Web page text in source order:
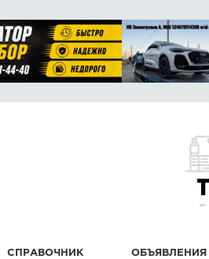
СПРАВОЧНИК ОБЪЯВЛЕНИЯ